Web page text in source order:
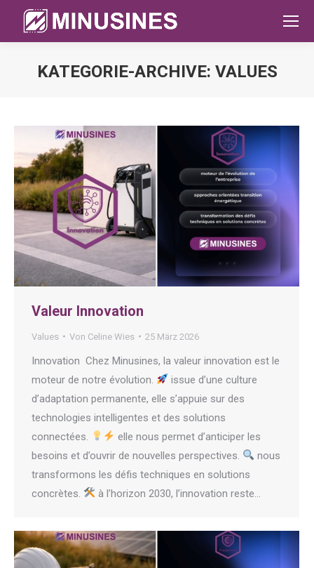
KATEGORIE-ARCHIVE: VALUES
Valeur Innovation
Values Von Celine Wies 25 März 2026
Innovation Chez Minusines, la valeur innovation est le
moteur de notre évolution.
issue d’une culture
d’adaptation permanente, elle s’appuie sur des
technologies intelligentes et des solutions
connectées.
elle nous permet d’anticiper les
besoins et d’ouvrir de nouvelles perspectives.
nous
transformons les défis techniques en solutions
concrètes.
à l’horizon 2030, l’innovation reste…